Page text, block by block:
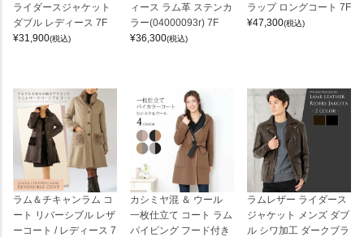
ライダースジャケット
ダブル レディース 7F
¥31,900(税込)
ィース ラム革 ステンカ
ラー(04000093r) 7F
¥36,300(税込)
ラップ ロングコート 7F
¥47,300(税込)
ラム＆チキャンラム コ
ート リバーシブル レザ
ーコート / レディース 7
カシミヤ混 ＆ ウール
一枚仕立て コート ラム
パイピング フード付き
ラムレザー ライダース
ジャケット メンズ ダブ
ル シワ加工 ダークブラ